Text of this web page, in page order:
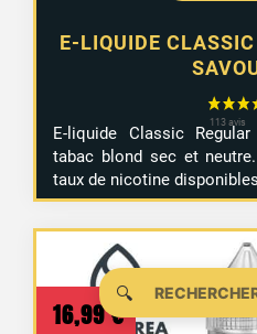
E-LIQUIDE
E-liquide Classic
tabac blond sec et
taux de nicotine
16,99€
🔍